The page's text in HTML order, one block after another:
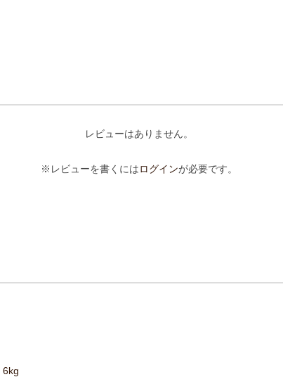
レビューはありません。
※レビューを書くにはログインが必要です。
6kg